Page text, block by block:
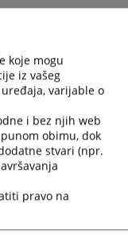
koje mogu
iz vašeg
varijable o
i bez njih web
obimu, dok
stvari (npr.
pravo na